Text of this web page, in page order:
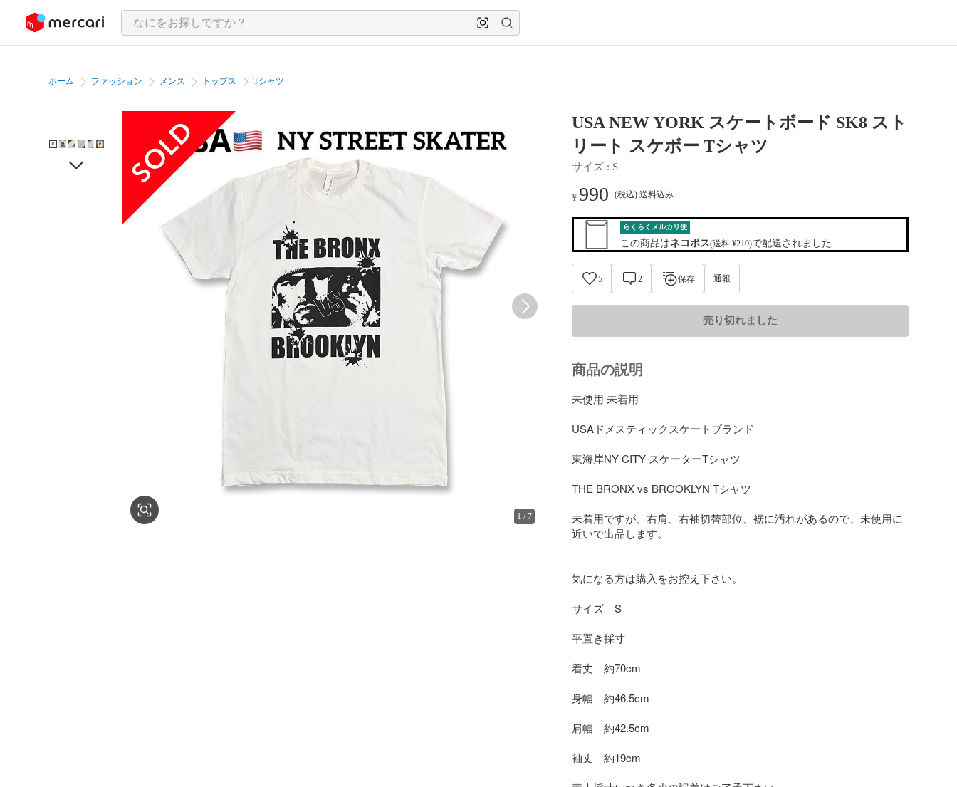
ツにスキップ
ホーム ファッション メンズ トップス Tシャツ
1 /7
USA NEW YORK スケートボード SK8 スト
リート スケボー Tシャツ
サイズ : S
¥ 990 (税込) 送料込み
らくらくメルカリ便
この商品はネコポス(送料 ¥210)で配送されました
5 2 保存 通報
売り切れました
商品の説明
未使用 未着用
USAドメスティックスケートブランド
東海岸NY CITY スケーターTシャツ
THE BRONX vs BROOKLYN Tシャツ
未着用ですが、右肩、右袖切替部位、裾に汚れがあるので、未使用に
近いで出品します。
気になる方は購入をお控え下さい。
サイズ　S
平置き採寸
着丈　約70cm
身幅　約46.5cm
肩幅　約42.5cm
袖丈　約19cm